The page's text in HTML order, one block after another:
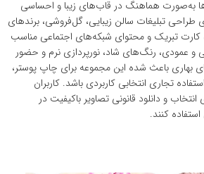
به‌صورت هماهنگ در قاب‌های زیبا و احساسی
طراحی تبلیغات سالن زیبایی، گل‌فروشی، برندهای
کارت تبریک و محتوای شبکه‌های اجتماعی مناسب
و عمودی، رنگ‌های شاد، نورپردازی نرم و حضور
بهاری باعث شده این مجموعه برای چاپ پوستر،
تجاری انتخابی کاربردی باشد. کاربران
و دانلود قانونی تصاویر باکیفیت در
کنند.
تصاویر